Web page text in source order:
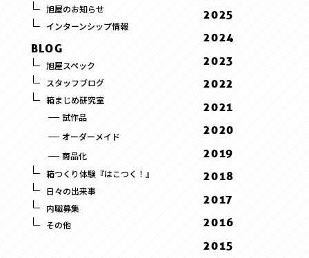
旭屋のお知らせ
インターンシップ情報
BLOG
旭屋スペック
スタッフブログ
箱まじめ研究室
試作品
オーダーメイド
商品化
箱つくり体験『はこつく！』
日々の出来事
内職募集
その他
7 . July
3 . March
2 . February
1 . January
2025
12 . December
9 . September
8 . August
7 . July
6 . June
3 . March
2 . February
1 . January
2024
12 . December
9 . September
8 . August
7 . July
6 . June
2023
12 . December
2022
10 . October
2021
12 . December
3 . March
2 . February
1 . January
2020
12 . December
9 . September
8 . August
5 . May
2019
12 . December
9 . September
8 . August
2018
12 . December
9 . September
2017
12 . December
2016
12 . December
2015